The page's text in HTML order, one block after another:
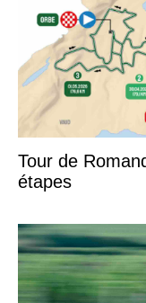
Tour de
étapes